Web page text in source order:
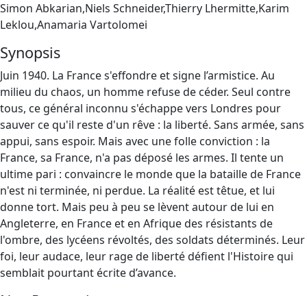
Simon Abkarian,Niels Schneider,Thierry Lhermitte,Karim
Leklou,Anamaria Vartolomei
Synopsis
Juin 1940. La France s'effondre et signe l’armistice. Au
milieu du chaos, un homme refuse de céder. Seul contre
tous, ce général inconnu s'échappe vers Londres pour
sauver ce qu'il reste d'un rêve : la liberté. Sans armée, sans
appui, sans espoir. Mais avec une folle conviction : la
France, sa France, n'a pas déposé les armes. Il tente un
ultime pari : convaincre le monde que la bataille de France
n'est ni terminée, ni perdue. La réalité est têtue, et lui
donne tort. Mais peu à peu se lèvent autour de lui en
Angleterre, en France et en Afrique des résistants de
l'ombre, des lycéens révoltés, des soldats déterminés. Leur
foi, leur audace, leur rage de liberté défient l'Histoire qui
semblait pourtant écrite d’avance.